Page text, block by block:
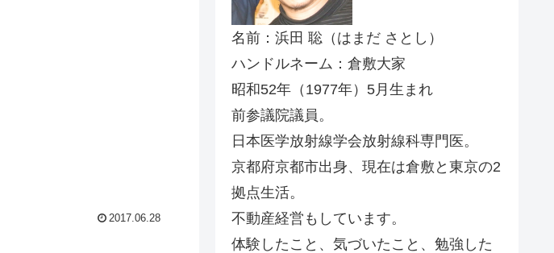
2017.06.28
名前：浜田 聡（はまだ さとし）
ハンドルネーム：倉敷大家
昭和52年（1977年）5月生まれ
前参議院議員。
日本医学放射線学会放射線科専門医。
京都府京都市出身、現在は倉敷と東京の2
拠点生活。
不動産経営もしています。
体験したこと、気づいたこと、勉強した